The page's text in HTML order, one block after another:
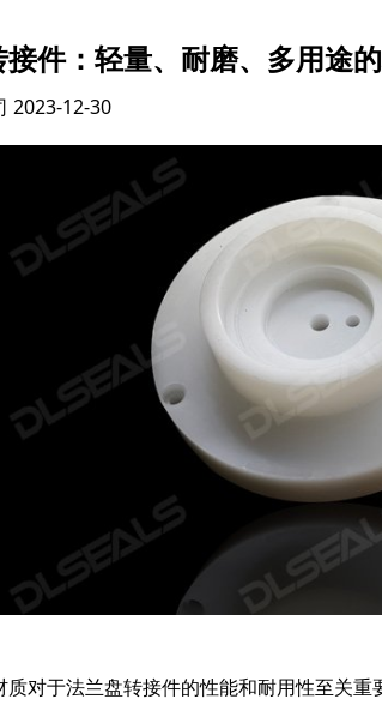
件：轻量、耐磨、多用途
2023-12-30
对于法兰盘转接件的性能和耐用性至关